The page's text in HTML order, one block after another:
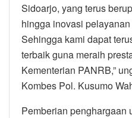
Sidoarjo, yang terus
hingga inovasi
Sehingga kami dapat
terbaik guna meraih
Kementerian PANRB,”
Kombes Pol. Kusumo
Pemberian penghargaan